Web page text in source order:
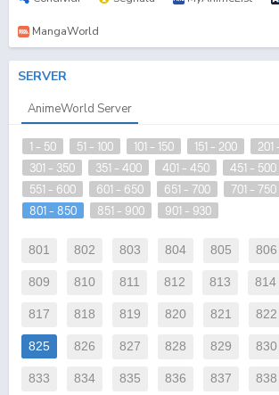
MangaWorld
SERVER
AnimeWorld Server
1 - 50 51 - 100 101 - 150 151 - 200 201
301 - 350
351 - 400 401 - 450 451 - 500
551 - 600
601 - 650 651 - 700 701 - 750
801 - 850
851 - 900 901 - 930
801 802 803 804 805 806
809 810 811 812 813 814
817 818 819 820 821 822
825 826 827 828 829 830
833 834 835 836 837 838